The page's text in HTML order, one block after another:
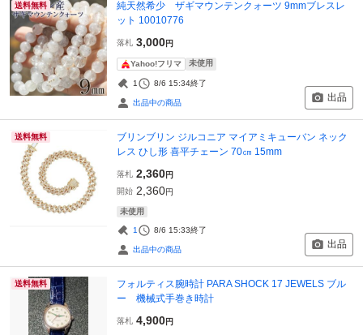
送料無料
純天然希少 ザギマウンテンクォーツ 9mmブレスレ
ット 10010776
落札 3,000円
Yahoo!フリマ 未使用
1 8/6 15:34終了
出品中の商品 出品
送料無料
ブリンブリン ジルコニア マイアミキューバン ネック
レス ひし形 喜平チェーン 70㎝ 15mm
落札 2,360円
開始 2,360円
未使用
1 8/6 15:33終了
出品中の商品 出品
送料無料
フォルティス腕時計 PARA SHOCK 17 JEWELS ブル
ー 機械式手巻き時計
落札 4,900円